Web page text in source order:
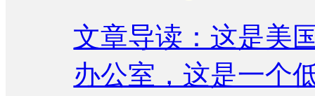
文章导读：这是美
办公室，这是一个